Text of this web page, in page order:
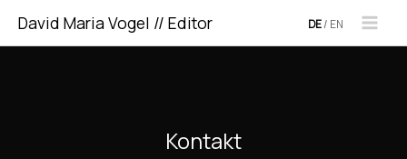
InhaltDavid Maria Vogel // Editor DE/ EN
Kontakt